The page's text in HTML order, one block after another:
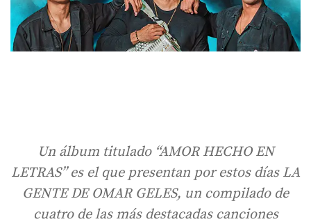
Un álbum titulado “AMOR HECHO EN
LETRAS” es el que presentan por estos días LA
GENTE DE OMAR GELES, un compilado de
cuatro de las más destacadas canciones